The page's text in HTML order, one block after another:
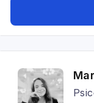
migrantes,